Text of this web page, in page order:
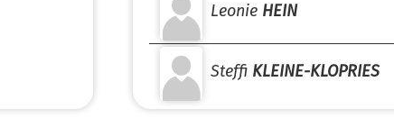
Leonie HEIN
Steffi KLEINE-KLOPRIES